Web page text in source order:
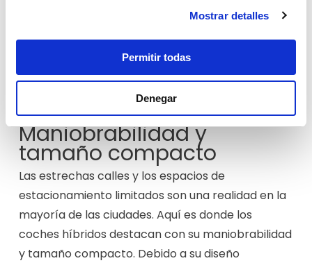
Mostrar detalles
Permitir todas
Denegar
general del vehículo. En una ciudad con paradas y
regeneración de energía se convierte en una
valiosa ventaja que te ayuda a aprovechar al
máximo cada gota de combustible.
Maniobrabilidad y
tamaño compacto
Las estrechas calles y los espacios de
estacionamiento limitados son una realidad en la
mayoría de las ciudades. Aquí es donde los
coches híbridos destacan con su maniobrabilidad
y tamaño compacto. Debido a su diseño